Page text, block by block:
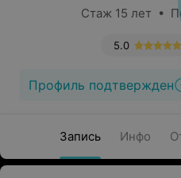
Стаж 15 лет •
5.0
Профиль подтвержден
Запись Инфо